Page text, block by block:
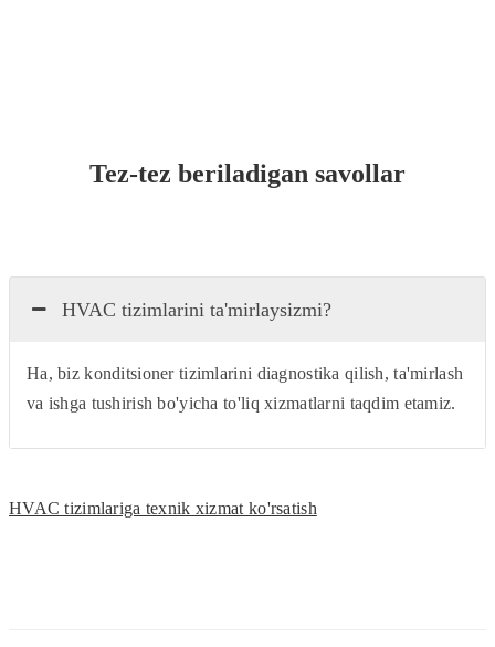
Tez-tez beriladigan savollar
HVAC tizimlarini ta'mirlaysizmi?
Ha, biz konditsioner tizimlarini diagnostika qilish, ta'mirlash
va ishga tushirish bo'yicha to'liq xizmatlarni taqdim etamiz.
HVAC tizimlariga texnik xizmat ko'rsatish